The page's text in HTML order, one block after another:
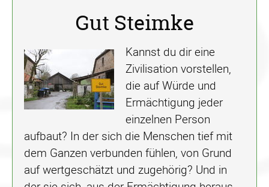
Gut Steimke
Kannst du dir eine
Zivilisation vorstellen,
die auf Würde und
Ermächtigung jeder
einzelnen Person
aufbaut? In der sich die Menschen tief mit
dem Ganzen verbunden fühlen, von Grund
auf wertgeschätzt und zugehörig? Und in